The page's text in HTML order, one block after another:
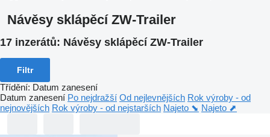
Návěsy sklápěcí ZW-Trailer
17 inzerátů: Návěsy sklápěcí ZW-Trailer
Filtr
Třídění: Datum zanesení
Datum zanesení Po nejdražší Od nejlevnějších Rok výroby - od
nejnovějších Rok výroby - od nejstarších Najeto ⬊ Najeto ⬈